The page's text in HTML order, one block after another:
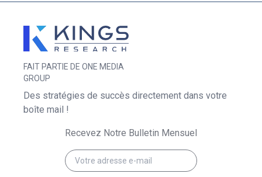
FAIT PARTIE DE ONE MEDIA
GROUP
Des stratégies de succès directement dans votre
boîte mail !
Recevez Notre Bulletin Mensuel